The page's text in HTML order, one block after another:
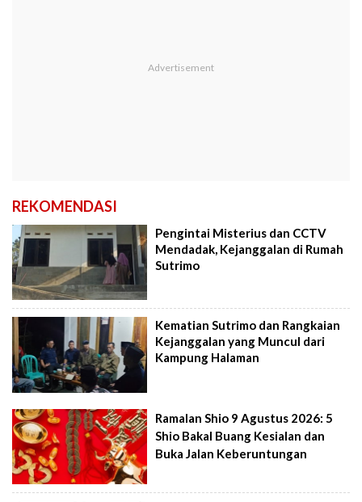
REKOMENDASI
Pengintai Misterius dan CCTV
Mendadak, Kejanggalan di Rumah
Sutrimo
Kematian Sutrimo dan Rangkaian
Kejanggalan yang Muncul dari
Kampung Halaman
Ramalan Shio 9 Agustus 2026: 5
Shio Bakal Buang Kesialan dan
Buka Jalan Keberuntungan